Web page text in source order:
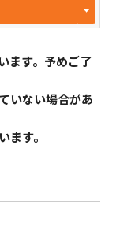
ます。予めご了
いない場合があ
す。